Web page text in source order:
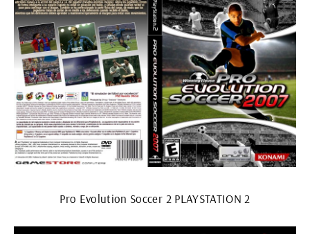
Pro Evolution Soccer 2 PLAYSTATION 2